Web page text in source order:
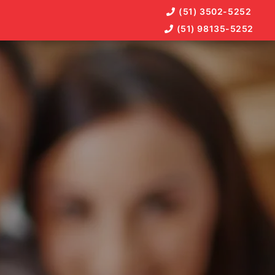
(51) 3502-5252
(51) 98135-5252